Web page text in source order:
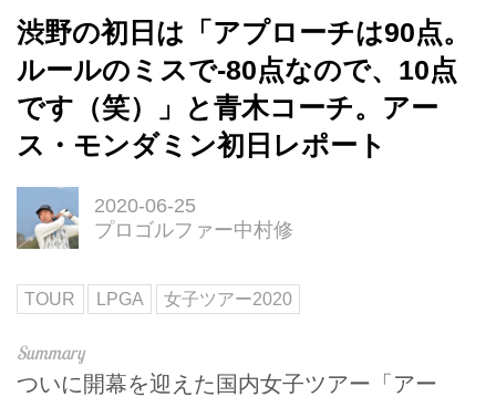
渋野の初日は「アプローチは90点。
ルールのミスで-80点なので、10点
です（笑）」と青木コーチ。アー
ス・モンダミン初日レポート
2020-06-25
プロゴルファー中村修
TOUR LPGA 女子ツアー2020
ついに開幕を迎えた国内女子ツアー「アー